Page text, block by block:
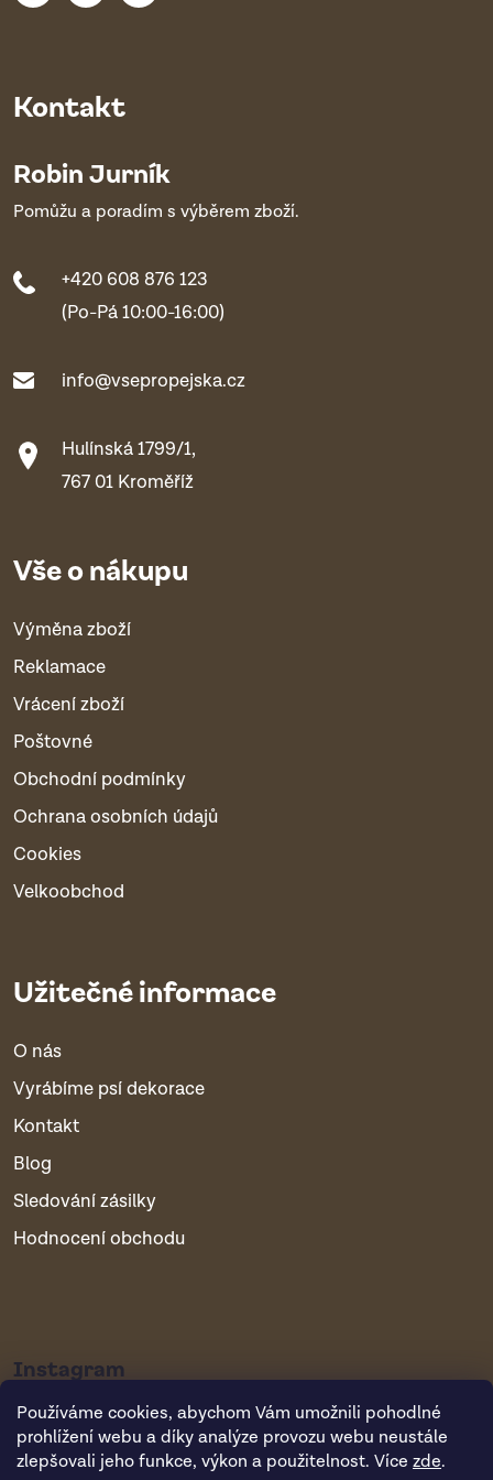
Používáme cookies, abychom Vám umožnili pohodlné
prohlížení webu a díky analýze provozu webu neustále
zlepšovali jeho funkce, výkon a použitelnost. Více zde.
Kontakt
Robin Jurník
Pomůžu a poradím s výběrem zboží.
+420 608 876 123
(Po-Pá 10:00-16:00)
info@vsepropejska.cz
Hulínská 1799/1,
767 01 Kroměříž
Vše o nákupu
Výměna zboží
Reklamace
Vrácení zboží
Poštovné
Obchodní podmínky
Ochrana osobních údajů
Cookies
Velkoobchod
Užitečné informace
O nás
Vyrábíme psí dekorace
Kontakt
Blog
Sledování zásilky
Hodnocení obchodu
Instagram